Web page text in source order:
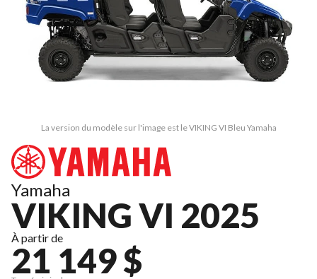
La version du modèle sur l'image est le VIKING VI Bleu Yamaha
Yamaha
VIKING VI 2025
À partir de
21 149 $